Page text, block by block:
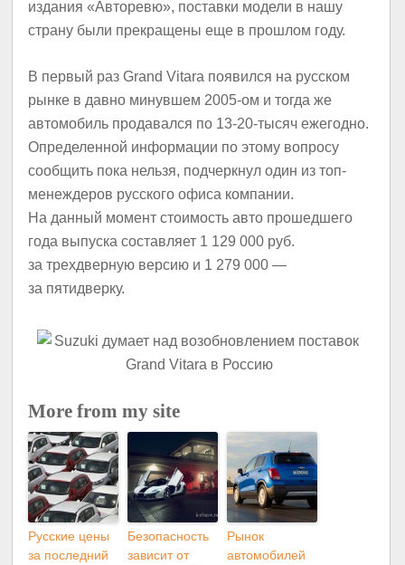
издания «Авторевю», поставки модели в нашу
страну были прекращены еще в прошлом году.
В первый раз Grand Vitara появился на русском
рынке в давно минувшем 2005-ом и тогда же
автомобиль продавался по 13-20-тысяч ежегодно.
Определенной информации по этому вопросу
сообщить пока нельзя, подчеркнул один из топ-
менеждеров русского офиса компании.
На данный момент стоимость авто прошедшего
года выпуска составляет 1 129 000 руб.
за трехдверную версию и 1 279 000 —
за пятидверку.
More from my site
Русские цены
за последний
Безопасность
зависит от
Рынок
автомобилей